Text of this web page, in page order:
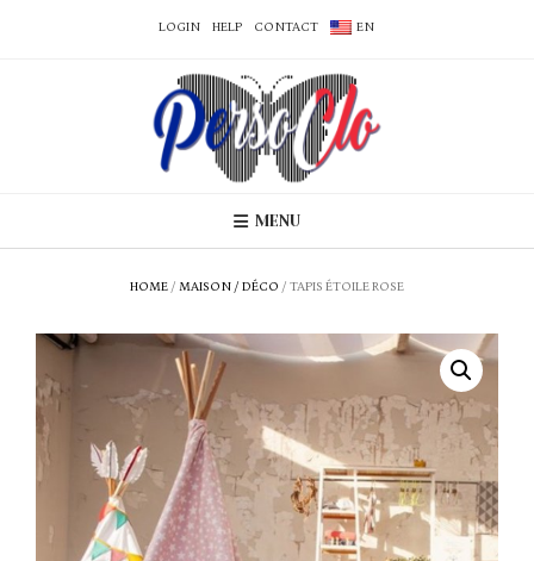
LOGIN HELP CONTACT EN
MENU
HOME / MAISON / DÉCO / TAPIS ÉTOILE ROSE